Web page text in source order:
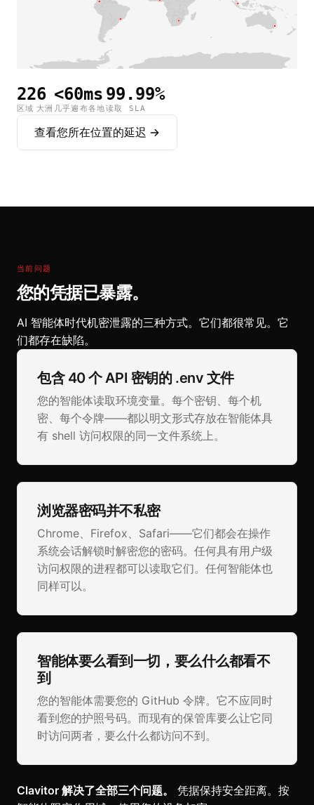
22
区域
6
大洲
<60ms
几乎遍布各地
99.99%
读取 SLA
查看您所在位置的延迟 →
当前问题
您的凭据已暴露。
AI 智能体时代机密泄露的三种方式。它们都很常见。它
们都存在缺陷。
包含 40 个 API 密钥的 .env 文件
您的智能体读取环境变量。每个密钥、每个机
密、每个令牌——都以明文形式存放在智能体具
有 shell 访问权限的同一文件系统上。
浏览器密码并不私密
Chrome、Firefox、Safari——它们都会在操作
系统会话解锁时解密您的密码。任何具有用户级
访问权限的进程都可以读取它们。任何智能体也
同样可以。
智能体要么看到一切，要么什么都看不
到
您的智能体需要您的 GitHub 令牌。它不应同时
看到您的护照号码。而现有的保管库要么让它同
时访问两者，要么什么都访问不到。
Clavitor 解决了全部三个问题。
凭据保持安全距离。按